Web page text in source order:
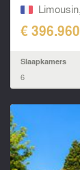
€ 396.960
Slaapkamers
6